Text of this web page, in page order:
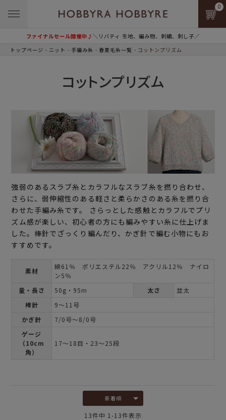
ファイナルセール開催中♪＼リバティ 生地、編み物、刺繍、刺し子／
0
トップページ ニット 手編み糸 春夏毛糸一覧 コットンプリズム
コットンプリズム
強弱のあるスラブ糸とカラフルなスラブ糸を撚り合わせ、
さらに、弱伸縮性のある軽さと柔らかさのある糸を撚り合
わせた手編み糸です。 さらっとした感触とカラフルでプリ
ズム感が楽しい、初心者の方にも編みやすい糸に仕上げま
した。棒針でざっくり編んだり、かぎ針で編む小物にもお
すすめです。
素材
綿61％ ポリエステル22％ アクリル12％ ナイロ
ン5％
量・長さ
50g・95m 太さ
並太
棒針
9～11号
かぎ針
7/0号～8/0号
ゲージ
（10cm
角）
17～18目・23～25段
新着順
13件中 1 -13件表示